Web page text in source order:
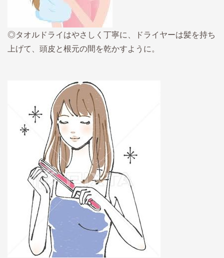
◎タオルドライはやさしく丁寧に、ドライヤーは髪を持ち
上げて、頭皮と根元の間を乾かすように。